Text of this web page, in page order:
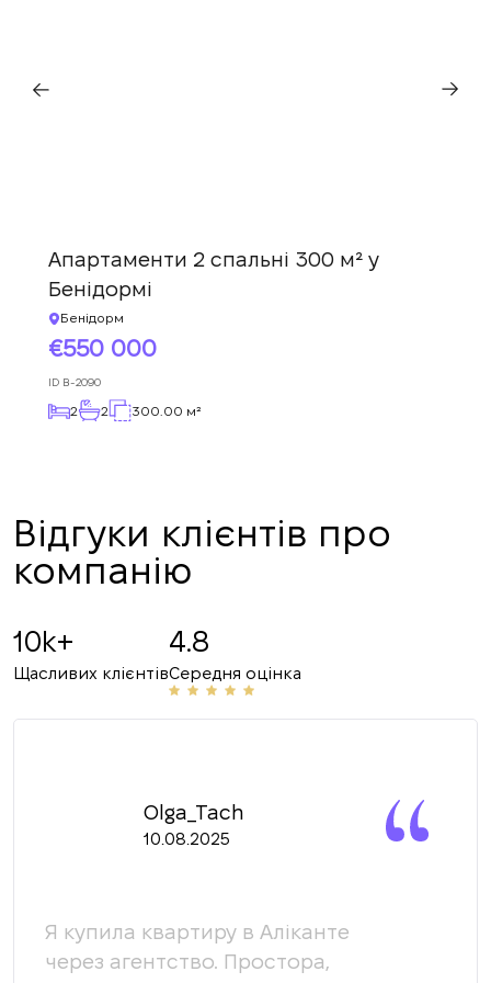
Апартаменти 2 спальні 300 м² у
Бенідормі
Бенідорм
550 000
ID B-2090
2 2 300.00 м²
Відгуки клієнтів про
компанію
10k+
Щасливих клієнтів
4.8
Середня оцінка
Olga_Tach
10.08.2025
Я купила квартиру в Аліканте
через агентство. Простора,